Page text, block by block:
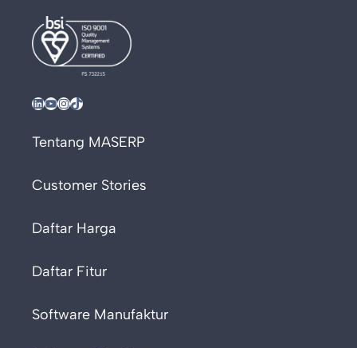
LinkedIn YouTube InstagramTikTok
Tentang MASERP
Customer Stories
Daftar Harga
Daftar Fitur
Software Manufaktur